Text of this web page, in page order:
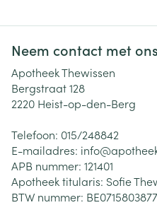
Neem contact met
Apotheek Thewissen
Bergstraat 128
2220 Heist-op-den-Berg
Telefoon: 015/248842
E-mailadres: info@
APB nummer: 121401
Apotheek titularis: Sofie
BTW nummer: BE0715803877